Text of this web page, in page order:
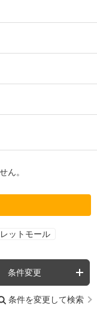
ん。
ットモール
条件変更
条件を変更して検索